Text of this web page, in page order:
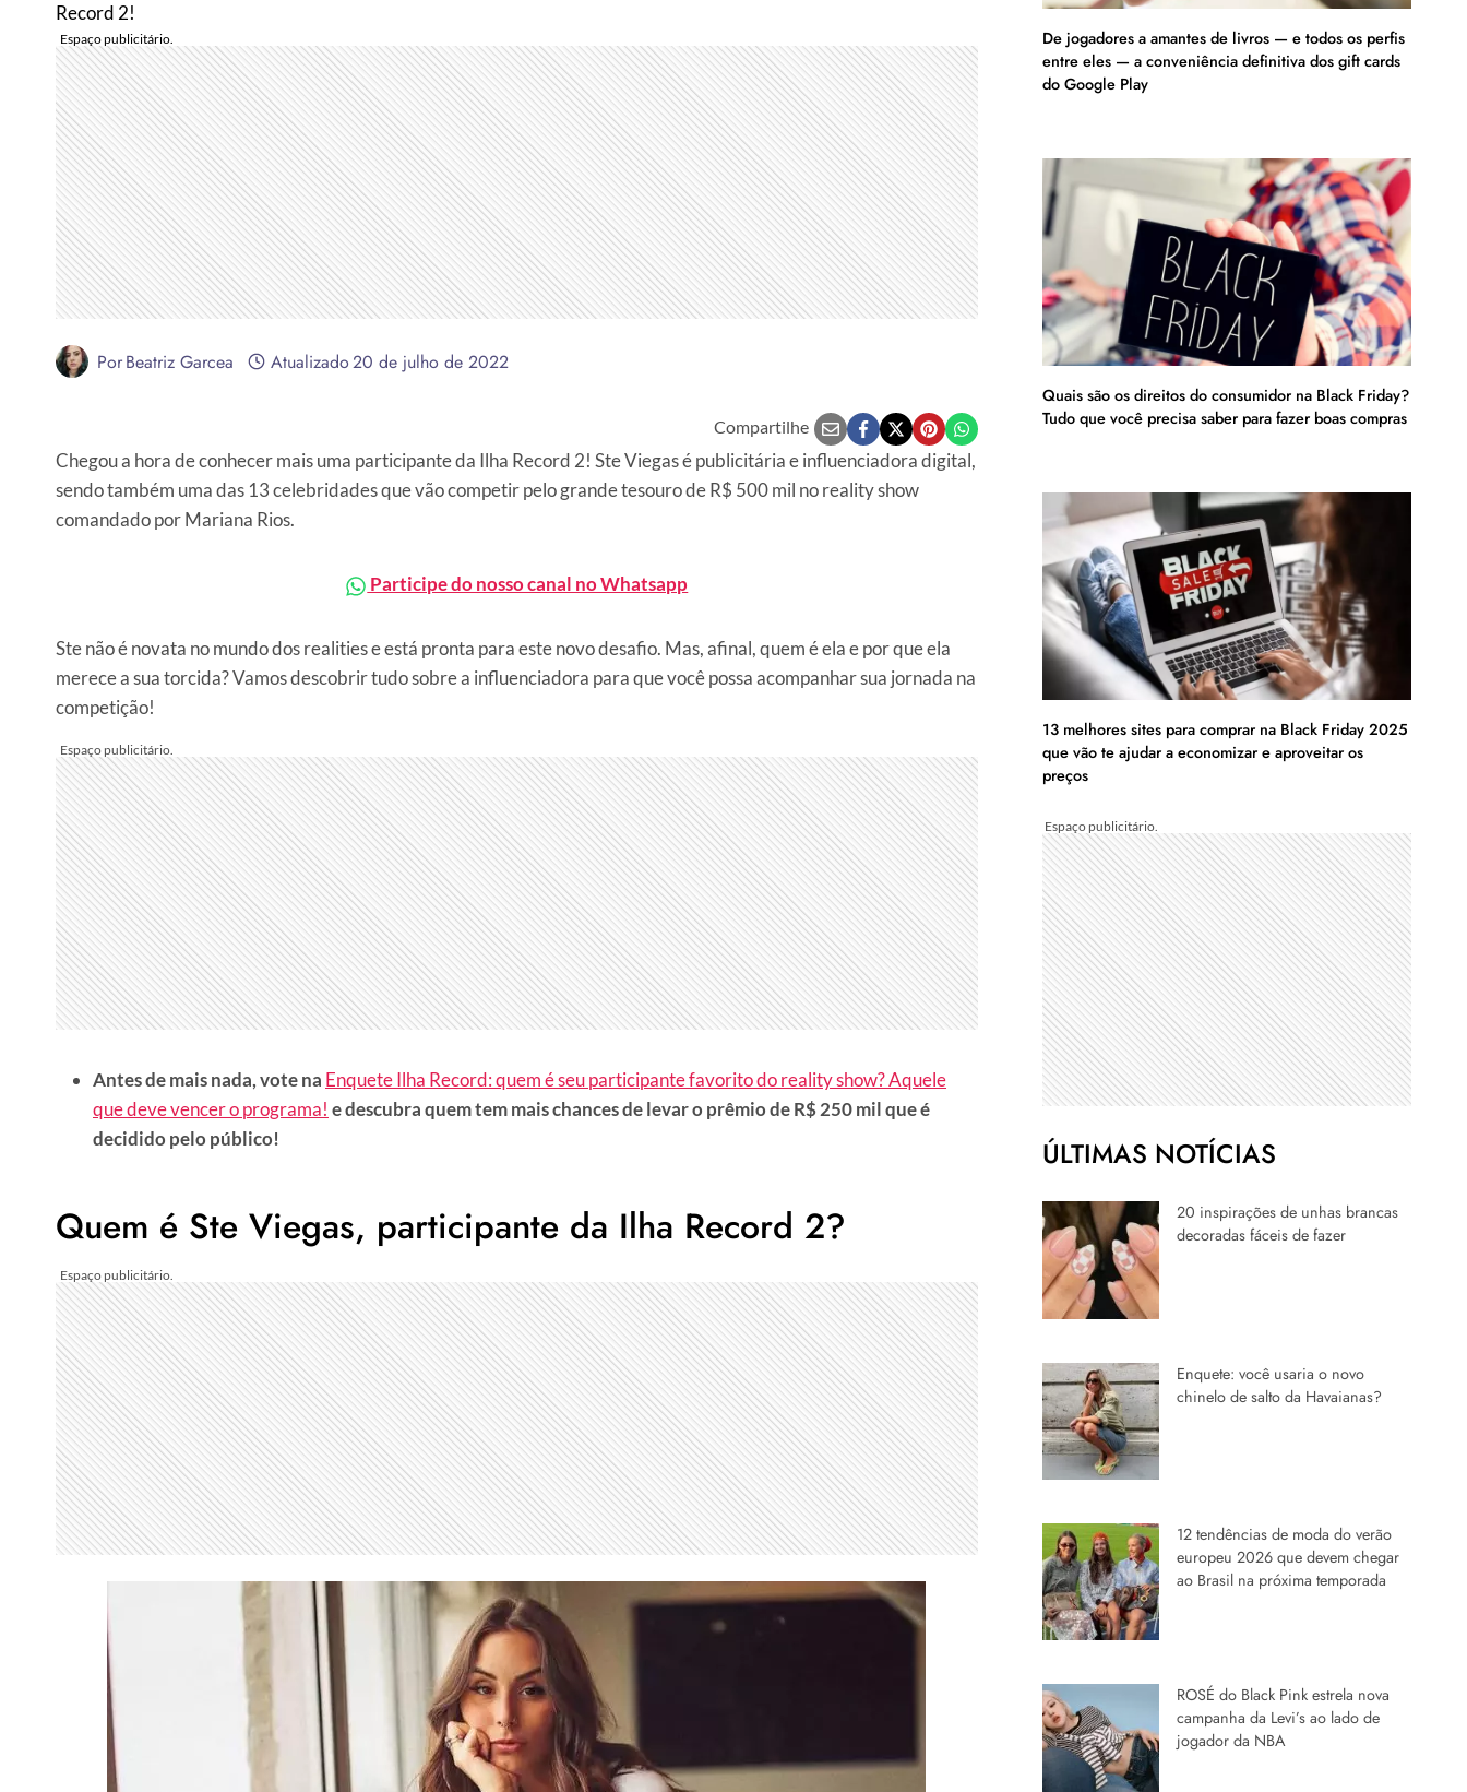
Record 2!
PorBeatriz Garcea Atualizado20 de julho de 2022
Compartilhe
Chegou a hora de conhecer mais uma participante da Ilha Record 2! Ste Viegas é publicitária e influenciadora digital,
sendo também uma das 13 celebridades que vão competir pelo grande tesouro de R$ 500 mil no reality show
comandado por Mariana Rios.
Participe do nosso canal no Whatsapp
Ste não é novata no mundo dos realities e está pronta para este novo desafio. Mas, afinal, quem é ela e por que ela
merece a sua torcida? Vamos descobrir tudo sobre a influenciadora para que você possa acompanhar sua jornada na
competição!
Antes de mais nada, vote na Enquete Ilha Record: quem é seu participante favorito do reality show? Aquele
que deve vencer o programa! e descubra quem tem mais chances de levar o prêmio de R$ 250 mil que é
decidido pelo público!
Quem é Ste Viegas, participante da Ilha Record 2?
De jogadores a amantes de livros — e todos os perfis
entre eles — a conveniência definitiva dos gift cards
do Google Play
Quais são os direitos do consumidor na Black Friday?
Tudo que você precisa saber para fazer boas compras
13 melhores sites para comprar na Black Friday 2025
que vão te ajudar a economizar e aproveitar os
preços
ÚLTIMAS NOTÍCIAS
20 inspirações de unhas brancas
decoradas fáceis de fazer
Enquete: você usaria o novo
chinelo de salto da Havaianas?
12 tendências de moda do verão
europeu 2026 que devem chegar
ao Brasil na próxima temporada
ROSÉ do Black Pink estrela nova
campanha da Levi’s ao lado de
jogador da NBA